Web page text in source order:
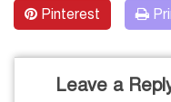
Pinterest
Leave a